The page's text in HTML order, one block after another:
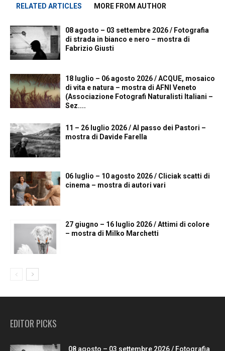
RELATED ARTICLES MORE FROM AUTHOR
08 agosto – 03 settembre 2026 / Fotografia
di strada in bianco e nero – mostra di
Fabrizio Giusti
18 luglio – 06 agosto 2026 / ACQUE, mosaico
di vita e natura – mostra di AFNI Veneto
(Associazione Fotografi Naturalisti Italiani –
Sez....
11 – 26 luglio 2026 / Al passo dei Pastori –
mostra di Davide Farella
06 luglio – 10 agosto 2026 / Cliciak scatti di
cinema – mostra di autori vari
27 giugno – 16 luglio 2026 / Attimi di colore
– mostra di Milko Marchetti
EDITOR PICKS
08 agosto – 03 settembre 2026 / Fotografia